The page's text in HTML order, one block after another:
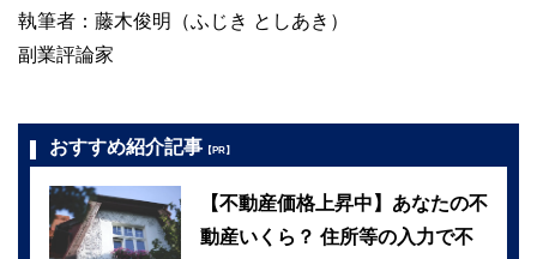
執筆者：藤木俊明（ふじき としあき）
副業評論家
おすすめ紹介記事 【PR】
【不動産価格上昇中】あなたの不
動産いくら？ 住所等の入力で不